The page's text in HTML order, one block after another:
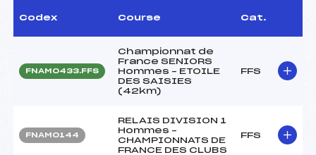
Codex Course Cat.
FNAM0433.FFS
Championnat de
France SENIORS
Hommes – ETOILE
DES SAISIES
(42km)
FFS
FNAM0144
RELAIS DIVISION 1
Hommes –
CHAMPIONNATS DE
FRANCE DES CLUBS
FFS